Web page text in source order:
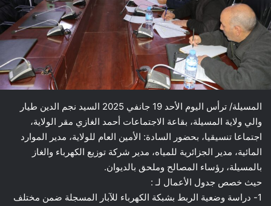
المسيلة/ ترأس اليوم الأحد 19 جانفي 2025 السيد نجم الدين طيار
والي ولاية المسيلة، بقاعة الاجتماعات أحمد الغازي مقر الولاية،
اجتماعا تنسيقيا، بحضور السادة: الأمين العام للولاية، مدير الموارد
المائية، مدير الجزائرية للمياه، مدير شركة توزيع الكهرباء والغاز
بالمسيلة، رؤساء المصالح وملحق بالديوان.
حيث خصص جدول الأعمال لـ :
1- دراسة وضعية الربط بشبكة الكهرباء للآبار المسجلة ضمن مختلف